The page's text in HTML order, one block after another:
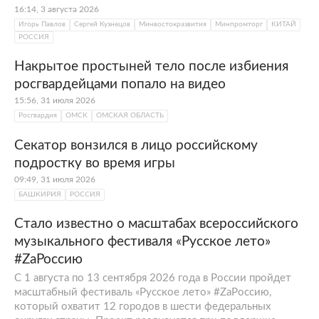
16:14, 3 августа 2026
Игорь Павлов Сергей Кузнецов Минвостокразвития Минпромторг
КИТАЙ
РОССИЯ
Накрытое простыней тело после избиения
росгвардейцами попало на видео
15:56, 31 июля 2026
Росгвардия ОМСК ОМСКАЯ ОБЛАСТЬ
Секатор вонзился в лицо российскому
подростку во время игры
09:49, 31 июля 2026
БАШКИРИЯ РОССИЯ
Стало известно о масштабах всероссийского
музыкального фестиваля «Русское лето»
#ZaРоссию
С 1 августа по 13 сентября 2026 года в России пройдет
масштабный фестиваль «Русское лето» #ZaРоссию,
который охватит 12 городов в шести федеральных